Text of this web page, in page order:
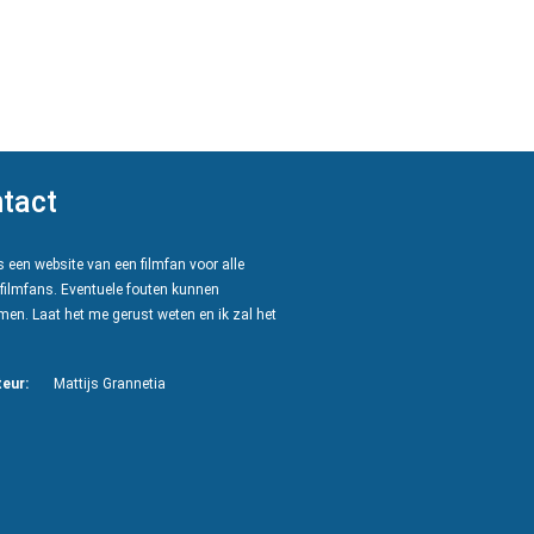
een website van een filmfan voor alle
Eventuele fouten kunnen
Laat het me gerust weten en ik zal het
Mattijs Grannetia